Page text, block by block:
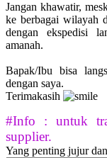
Jangan khawatir,
ke berbagai wilayah
dengan ekspedisi
amanah.
Bapak/Ibu bisa
dengan saya.
Terimakasih
#Info : untuk
supplier.
Yang penting jujur